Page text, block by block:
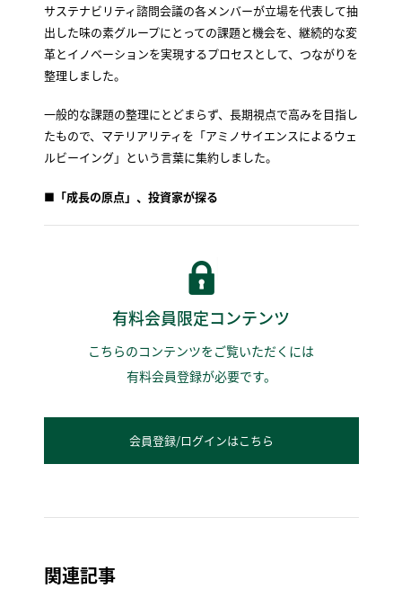
サステナビリティ諮問会議の各メンバーが立場を代表して抽
出した味の素グループにとっての課題と機会を、継続的な変
革とイノベーションを実現するプロセスとして、つながりを
整理しました。
一般的な課題の整理にとどまらず、長期視点で高みを目指し
たもので、マテリアリティを「アミノサイエンスによるウェ
ルビーイング」という言葉に集約しました。
■ 「成長の原点」、投資家が探る
有料会員限定コンテンツ
こちらのコンテンツをご覧いただくには
有料会員登録が必要です。
会員登録/ログインはこちら
関連記事